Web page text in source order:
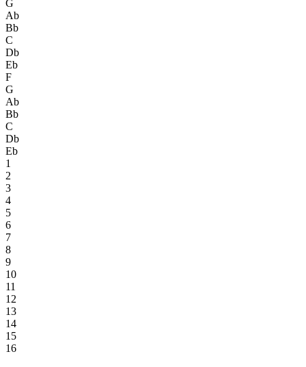
G
Ab
Bb
C
Db
Eb
F
G
Ab
Bb
C
Db
Eb
1
2
3
4
5
6
7
8
9
10
11
12
13
14
15
16